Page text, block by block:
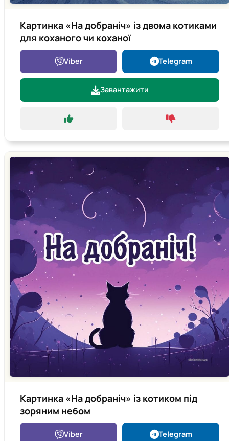
Картинка «На добраніч» із двома котиками
для коханого чи коханої
Viber Telegram
Завантажити
Картинка «На добраніч» із котиком під
зоряним небом
Viber Telegram